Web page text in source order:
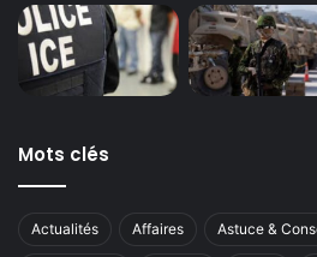
Mots clés
Actualités Affaires Astuce &